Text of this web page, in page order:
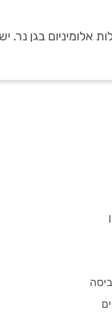
אלומיניום בגן